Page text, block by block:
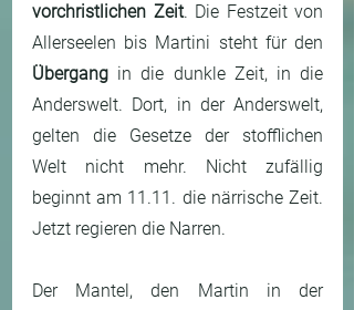
vorchristlichen Zeit. Die Festzeit von
Übergang in die dunkle Zeit, in die
Anderswelt. Dort, in der Anderswelt,
gelten die Gesetze der stofflichen
Welt nicht mehr. Nicht zufällig
beginnt am 11.11. die närrische Zeit.
Jetzt regieren die Narren.
Der Mantel, den Martin in der